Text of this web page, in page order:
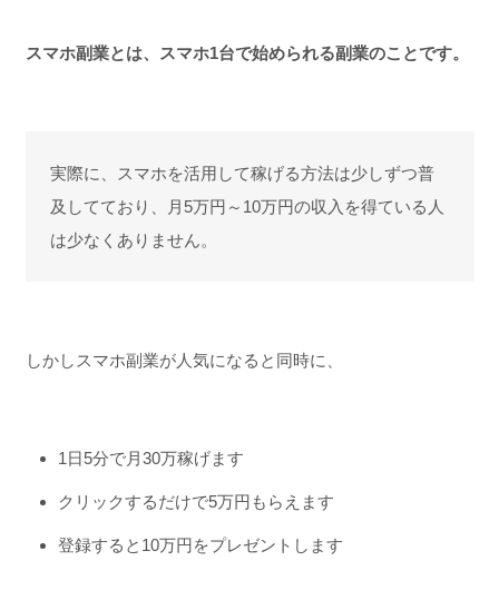
スマホ副業とは、スマホ1台で始められる副業のことです。
実際に、スマホを活用して稼げる方法は少しずつ普
及してており、月5万円～10万円の収入を得ている人
は少なくありません。
しかしスマホ副業が人気になると同時に、
1日5分で月30万稼げます
クリックするだけで5万円もらえます
登録すると10万円をプレゼントします